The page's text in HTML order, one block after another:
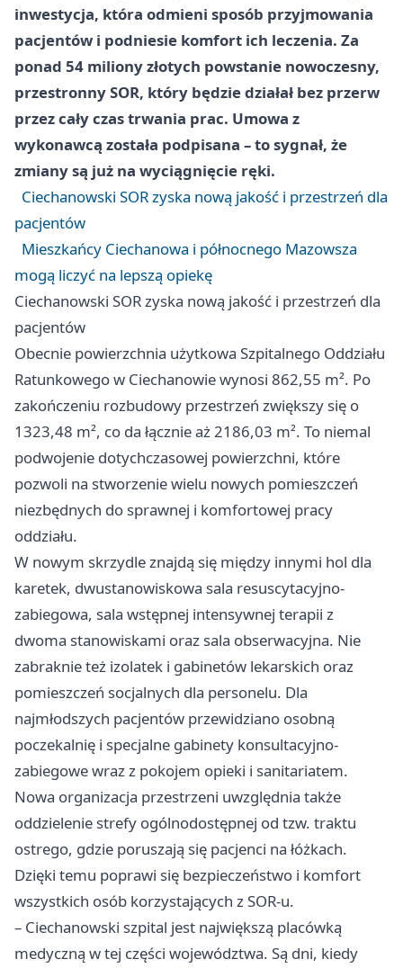
inwestycja, która odmieni sposób przyjmowania
pacjentów i podniesie komfort ich leczenia. Za
ponad 54 miliony złotych powstanie nowoczesny,
przestronny SOR, który będzie działał bez przerw
przez cały czas trwania prac. Umowa z
wykonawcą została podpisana – to sygnał, że
zmiany są już na wyciągnięcie ręki.
Ciechanowski SOR zyska nową jakość i przestrzeń dla
pacjentów
Mieszkańcy Ciechanowa i północnego Mazowsza
mogą liczyć na lepszą opiekę
Ciechanowski SOR zyska nową jakość i przestrzeń dla
pacjentów
Obecnie powierzchnia użytkowa Szpitalnego Oddziału
Ratunkowego w Ciechanowie wynosi 862,55 m². Po
zakończeniu rozbudowy przestrzeń zwiększy się o
1323,48 m², co da łącznie aż 2186,03 m². To niemal
podwojenie dotychczasowej powierzchni, które
pozwoli na stworzenie wielu nowych pomieszczeń
niezbędnych do sprawnej i komfortowej pracy
oddziału.
W nowym skrzydle znajdą się między innymi hol dla
karetek, dwustanowiskowa sala resuscytacyjno-
zabiegowa, sala wstępnej intensywnej terapii z
dwoma stanowiskami oraz sala obserwacyjna. Nie
zabraknie też izolatek i gabinetów lekarskich oraz
pomieszczeń socjalnych dla personelu. Dla
najmłodszych pacjentów przewidziano osobną
poczekalnię i specjalne gabinety konsultacyjno-
zabiegowe wraz z pokojem opieki i sanitariatem.
Nowa organizacja przestrzeni uwzględnia także
oddzielenie strefy ogólnodostępnej od tzw. traktu
ostrego, gdzie poruszają się pacjenci na łóżkach.
Dzięki temu poprawi się bezpieczeństwo i komfort
wszystkich osób korzystających z SOR-u.
– Ciechanowski szpital jest największą placówką
medyczną w tej części województwa. Są dni, kiedy